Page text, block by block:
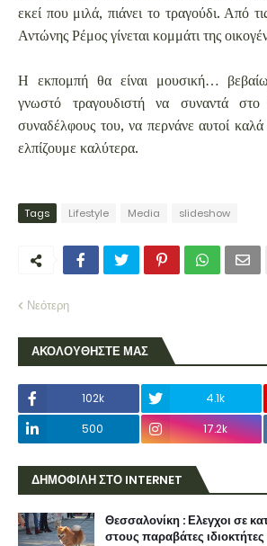
εκεί που μιλά, πιάνει το τραγούδι. Από
Αντώνης Ρέμος γίνεται κομμάτι της
Η εκπομπή θα είναι μουσική…
γνωστό τραγουδιστή να συναντά
συναδέλφους του, να περνάνε αυτοί
ελπίζουμε καλύτερα.
Tags Lifestyle Media slideshow
Νεότερη
ΑΚΟΛΟΥΘΗΣΤΕ ΜΑΣ
102k 4.1k
500
17.2k
ΔΗΜΟΦΙΛΗ ΣΤΟ INTERNET
Θεσσαλονίκη : Ελεγχοι σε
στους παραβάτες ιδιοκτήτες